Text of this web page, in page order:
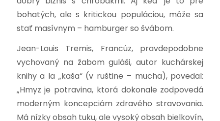
bohatých, ale s kritickou populáciou, môže sa
stať masívnym – hamburger so švábom.
Jean-Louis Tremis, Francúz, pravdepodobne
vychovaný na žabom guláši, autor kuchárskej
knihy a la „kaša“ (v ruštine – mucha), povedal:
„Hmyz je potravina, ktorá dokonale zodpovedá
moderným koncepciám zdravého stravovania.
Má nízky obsah tuku, ale vysoký obsah bielkovín,